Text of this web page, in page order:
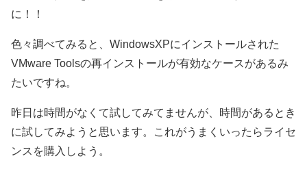
に！！
色々調べてみると、WindowsXPにインストールされた
VMware Toolsの再インストールが有効なケースがあるみ
たいですね。
昨日は時間がなくて試してみてませんが、時間があるとき
に試してみようと思います。これがうまくいったらライセ
ンスを購入しよう。